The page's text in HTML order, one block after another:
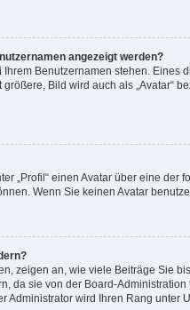
angezeigt werden?
Benutzernamen stehen. Eines
Bild wird auch als „Avatar“
„Profil“ einen Avatar über eine
Wenn Sie keinen Avatar
zeigen an, wie viele Beiträge Sie
da sie von der Board-
Administrator wird Ihren Rang unter